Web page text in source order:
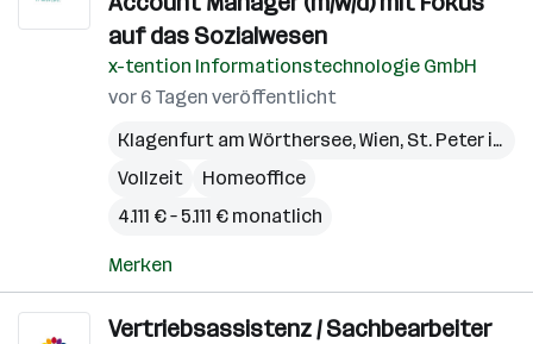
auf das Sozialwesen
x-tention Informationstechnologie GmbH
vor 6 Tagen veröffentlicht
Klagenfurt am Wörthersee,Wien, St. Peter in der Au
Vollzeit
Homeoffice
4.111 € – 5.111 € monatlich
Merken
Vertriebsassistenz / Sachbearbeiter